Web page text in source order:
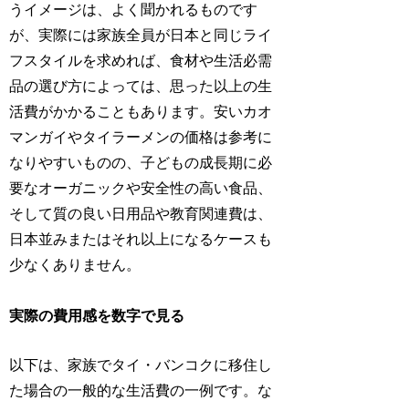
うイメージは、よく聞かれるものです
が、実際には家族全員が日本と同じライ
フスタイルを求めれば、食材や生活必需
品の選び方によっては、思った以上の生
活費がかかることもあります。安いカオ
マンガイやタイラーメンの価格は参考に
なりやすいものの、子どもの成長期に必
要なオーガニックや安全性の高い食品、
そして質の良い日用品や教育関連費は、
日本並みまたはそれ以上になるケースも
少なくありません。
実際の費用感を数字で見る
以下は、家族でタイ・バンコクに移住し
た場合の一般的な生活費の一例です。な